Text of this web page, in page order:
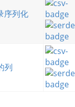
序列化
列